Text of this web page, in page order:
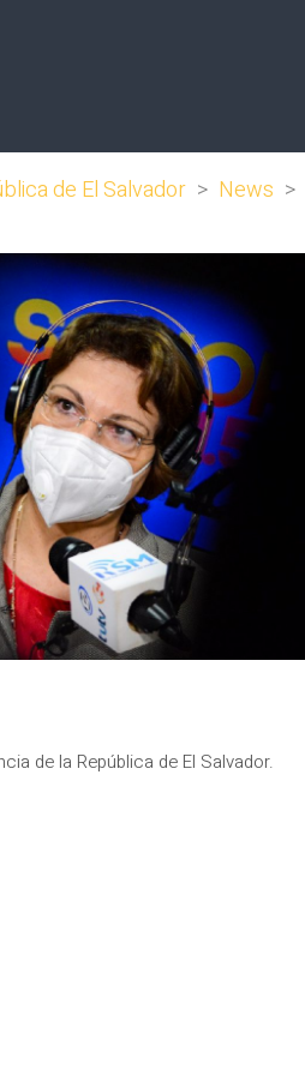
de El Salvador > News >
de la República de El Salvador.